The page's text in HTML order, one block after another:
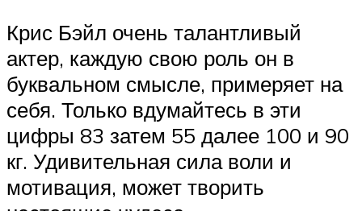
Крис Бэйл очень талантливый
актер, каждую свою роль он в
буквальном смысле, примеряет на
себя. Только вдумайтесь в эти
цифры 83 затем 55 далее 100 и 90
кг. Удивительная сила воли и
мотивация, может творить